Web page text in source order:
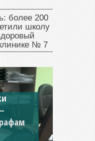
более 200
школу
№ 7